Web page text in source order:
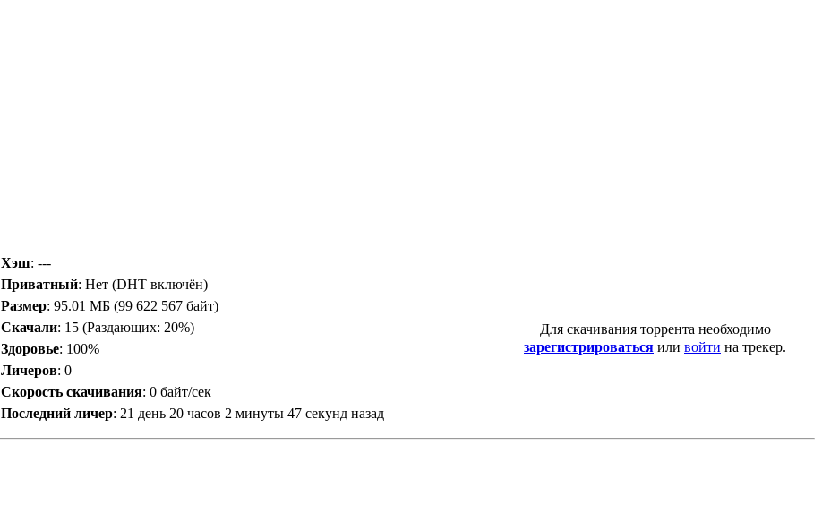
Хэш: ---
Приватный: Нет (DHT включён)
Размер: 95.01 МБ (99 622 567 байт)
Скачали: 15 (Раздающих: 20%)
Здоровье: 100%
Личеров: 0
Скорость скачивания: 0 байт/сек
Последний личер: 21 день 20 часов 2 минуты 47 секунд назад
Для скачивания торрента необходимо
зарегистрироваться или войти на трекер.